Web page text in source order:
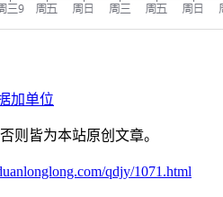
加单位
则皆为本站原创文章。
qdjy/1071.html